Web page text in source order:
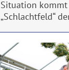
Situation
„Schlachtfeld“